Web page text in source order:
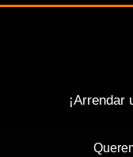
¡Arrendar